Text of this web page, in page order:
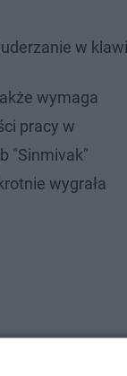
w
wymaga
pracy w
"Sinmivak"
wygrała